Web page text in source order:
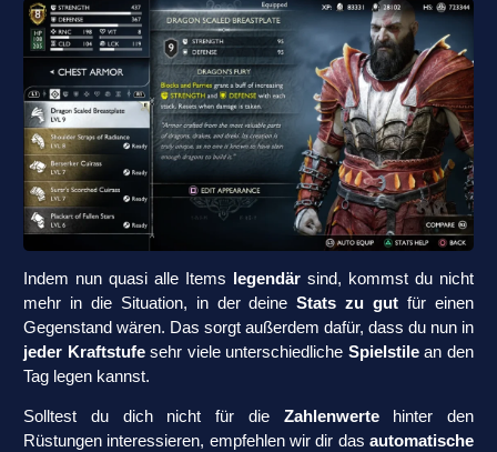
Indem nun quasi alle Items legendär sind, kommst du nicht
mehr in die Situation, in der deineStats zu gut für einen
Gegenstand wären. Das sorgt außerdem dafür, dass du nun in
jeder Kraftstufesehr viele unterschiedliche Spielstilean den
Tag legen kannst.
Solltest du dich nicht für die Zahlenwertehinter den
Rüstungen interessieren, empfehlen wir dir das automatische